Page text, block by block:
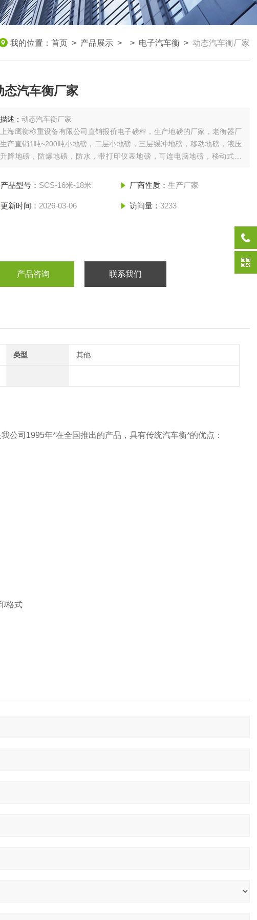
我的位置： 首页 > 产品展示 > > 电子汽车衡 > 动态汽车衡厂家
态汽车衡厂家
描述：动态汽车衡厂家
上海鹰衡称重设备有限公司直销报价电子磅秤，生产地磅的厂家，老衡器厂
生产直销1吨~200吨小地磅，二层小地磅，三层缓冲地磅，移动地磅，液压
升降地磅，防爆地磅，防水，带打印仪表地磅，可连电脑地磅，移动式地
产品型号： SCS-16米-18米 厂商性质： 生产厂家
更新时间： 2026-03-06 访问量： 3233
产品咨询 联系我们
类型 其他
公司1995年*在全国推出的产品，具有传统汽车衡*的优点：
格式